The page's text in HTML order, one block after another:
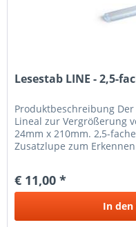
Lesestab LINE - 2,5-
Produkt­beschreibung
Lineal zur Vergrößerung
24mm x 210mm. 2,5-
Zusatzlupe zum
€ 11,00 *
In den